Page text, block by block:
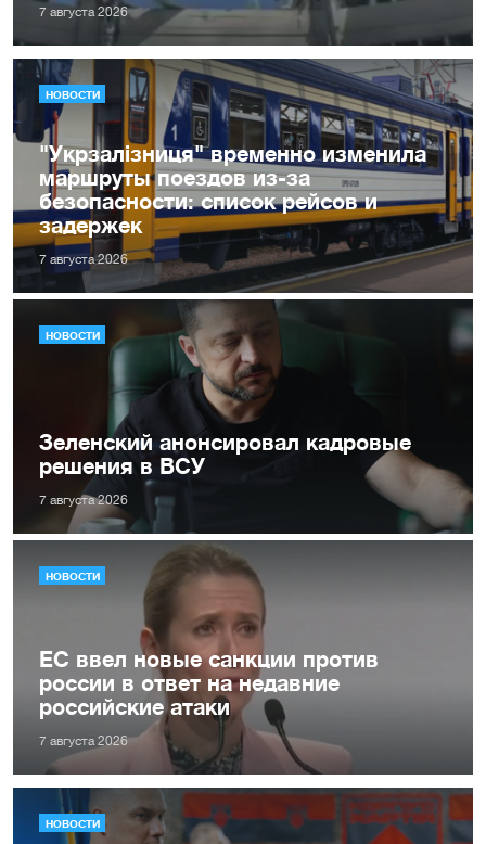
7 августа 2026
НОВОСТИ
"Укрзалізниця" временно изменила
маршруты поездов из-за
безопасности: список рейсов и
задержек
7 августа 2026
НОВОСТИ
Зеленский анонсировал кадровые
решения в ВСУ
7 августа 2026
НОВОСТИ
ЕС ввел новые санкции против
россии в ответ на недавние
российские атаки
7 августа 2026
НОВОСТИ